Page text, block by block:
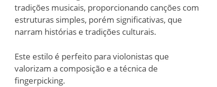
tradições musicais, proporcionando canções com
estruturas simples, porém significativas, que
narram histórias e tradições culturais.
Este estilo é perfeito para violonistas que
valorizam a composição e a técnica de
fingerpicking.